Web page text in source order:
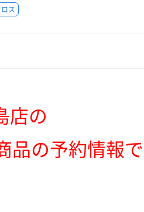
ス
店の
品の予約情報で